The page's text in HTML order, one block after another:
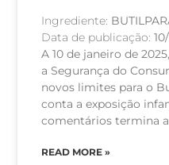
Ingrediente:
Data de publicação:
A 10 de janeiro de
a Segurança do
novos limites para o
conta a exposição
comentários termina a
READ MORE »